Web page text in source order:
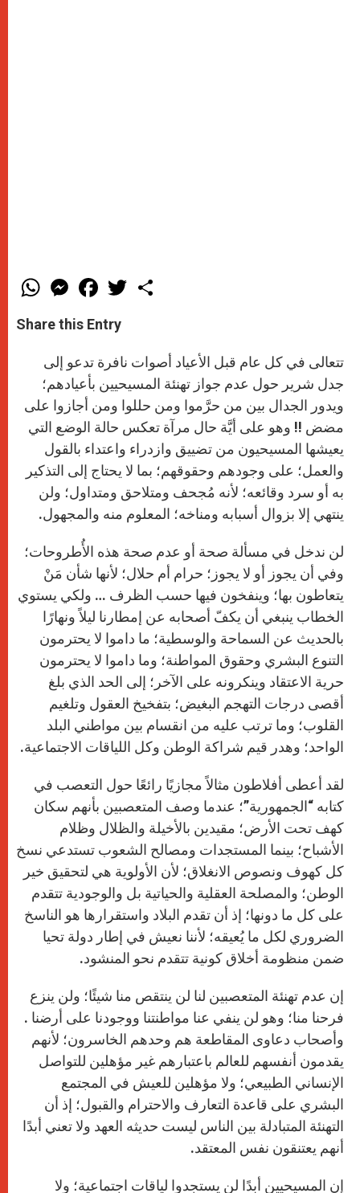
W
h
t
s
p
M
e
s
e
g
e
r
F
a
e
b
o
k
w
Share this Entry
تتعالى في كل عام قبل الأعياد أصوات نافرة تدعو إلى
جدل شرير حول عدم جواز تهنئة المسيحيين بأعيادهم؛
ويدور الجدال بين من حرَّموا ومن حللوا ومن أجازوا على
مضض !! وهو على أيَّة حال مرآة تعكس حالة الوضع التي
يعيشها المسيحيون من تضييق وازدراء واعتداء بالقول
والعمل؛ على وجودهم وحقوقهم؛ بما لا يحتاج إلى التذكير
به أو سرد وقائعه؛ لأنه مُجحف ومتلاحق ومتداول؛ ولن
ينتهي إلا بزوال أسبابه ومناخه؛ المعلوم منه والمجهول.
لن ندخل في مسألة صحة أو عدم صحة هذه الأُطروحات؛
وفي أن يجوز أو لا يجوز؛ حرام أم حلال؛ لأنها شأن مَنْ
يتعاطون بها؛ وينفخون فيها حسب الظرف … ولكي يستوي
الخطاب ينبغي أن يكفّ أصحابه عن إمطارنا ليلاً ونهارًا
بالحديث عن السماحة والوسطية؛ ما داموا لا يحترمون
التنوع البشري وحقوق المواطنة؛ وما داموا لا يحترمون
حرية الاعتقاد وينكرونه على الآخر؛ إلى الحد الذي بلغ
أقصى درجات التهجم البغيض؛ بتفخيخ العقول وتلغيم
القلوب؛ وما ترتب عليه من انقسام بين مواطني البلد
الواحد؛ وهدر قيم شراكة الوطن وكل اللياقات الاجتماعية.
لقد أعطى أفلاطون مثالاً مجازيًا رائعًا حول التعصب في
كتابه “الجمهورية”؛ عندما وصف المتعصبين بأنهم سكان
كهف تحت الأرض؛ مقيدين بالأخيلة والظلال وظلام
الأشباح؛ بينما المستجدات ومصالح الشعوب تستدعي نسخ
كل كهوف ونصوص الانغلاق؛ لأن الأولوية هي لتحقيق خير
الوطن؛ والمصلحة العقلية والحياتية بل والوجودية تتقدم
على كل ما دونها؛ إذ أن تقدم البلاد واستقرارها هو الناسخ
الضروري لكل ما يُعيقه؛ لأننا نعيش في إطار دولة تحيا
ضمن منظومة أخلاق كونية تتقدم نحو المنشود.
إن عدم تهنئة المتعصبين لنا لن ينتقص منا شيئًا؛ ولن ينزع
فرحنا منا؛ وهو لن ينفي عنا مواطنتنا ووجودنا على أرضنا .
وأصحاب دعاوى المقاطعة هم وحدهم الخاسرون؛ لأنهم
يقدمون أنفسهم للعالم باعتبارهم غير مؤهلين للتواصل
الإنساني الطبيعي؛ ولا مؤهلين للعيش في المجتمع
البشري على قاعدة التعارف والاحترام والقبول؛ إذ أن
التهنئة المتبادلة بين الناس ليست حديثه العهد ولا تعني أبدًا
أنهم يعتنقون نفس المعتقد.
إن المسيحيين أبدًا لن يستجدوا لياقات اجتماعية؛ ولا